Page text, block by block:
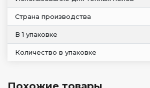
Страна производства
В 1 упаковке
Количество в упаковке